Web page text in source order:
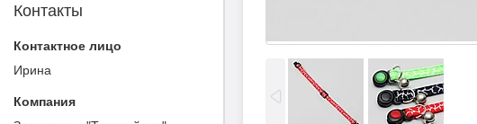
Контакты
Ирина